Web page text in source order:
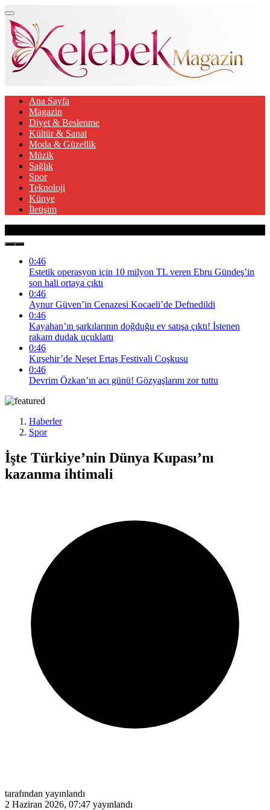
Ana Sayfa
Magazin
Diyet & Beslenme
Kültür & Sanat
Moda & Güzellik
Müzik
Sağlık
Spor
Teknoloji
Künye
İletişim
0:46
Estetik operasyon için 10 milyon TL veren Ebru Gündeş’in
son hali ortaya çıktı
0:46
Aynur Güven’in Cenazesi Kocaeli’de Defnedildi
0:46
Kayahan’ın şarkılarının doğduğu ev satışa çıktı! İstenen
rakam dudak uçuklattı
0:46
Kırşehir’de Neşet Ertaş Festivali Coşkusu
0:46
Devrim Özkan’ın acı günü! Gözyaşlarını zor tuttu
Haberler
Spor
İşte Türkiye’nin Dünya Kupası’nı
kazanma ihtimali
tarafından yayınlandı
2 Haziran 2026, 07:47 yayınlandı